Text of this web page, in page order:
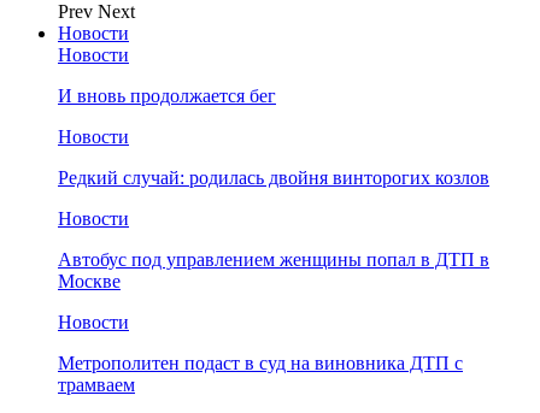
Prev Next
Новости
Новости
И вновь продолжается бег
Новости
Редкий случай: родилась двойня винторогих козлов
Новости
Автобус под управлением женщины попал в ДТП в
Москве
Новости
Метрополитен подаст в суд на виновника ДТП с
трамваем